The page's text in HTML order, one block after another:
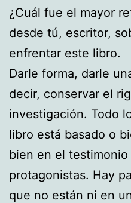
¿Cuál fue el mayor
desde tú, escritor,
enfrentar este libro.
Darle forma, darle
decir, conservar el
investigación. Todo
libro está basado o
bien en el
protagonistas. Hay
que no están ni en